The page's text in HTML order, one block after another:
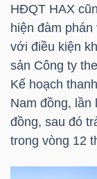
HĐQT HAX
hiện đàm
với điều kiện
sản Công ty
Kế hoạch
Nam đồng,
đồng, sau đó
trong vòng 12
HÓA
KINH
TẾ
THẾ